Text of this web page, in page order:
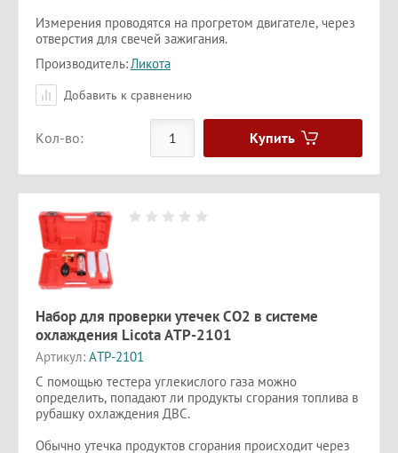
Измерения проводятся на прогретом двигателе, через
отверстия для свечей зажигания.
Производитель: Ликота
Добавить к сравнению
Кол-во: Купить
Набор для проверки утечек СО2 в системе
охлаждения Licota ATP-2101
Артикул: ATP-2101
С помощью тестера углекислого газа можно
определить, попадают ли продукты сгорания топлива в
рубашку охлаждения ДВС.
Обычно утечка продуктов сгорания происходит через